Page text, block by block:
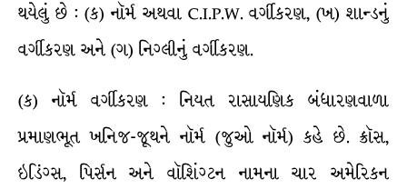
થયેલું છે : (ક) નૉર્મ અથવા C.I.P.W. વર્ગીકરણ, (ખ) શાન્ડનું
વર્ગીકરણ અને (ગ) નિગ્લીનું વર્ગીકરણ.
(ક) નૉર્મ વર્ગીકરણ : નિયત રાસાયણિક બંધારણવાળા
પ્રમાણભૂત ખનિજ-જૂથને નૉર્મ (જુઓ નૉર્મ) કહે છે. ક્રૉસ,
ઇડિંગ્સ, પિર્સન અને વૉશિંગ્ટન નામના ચાર અમેરિકન